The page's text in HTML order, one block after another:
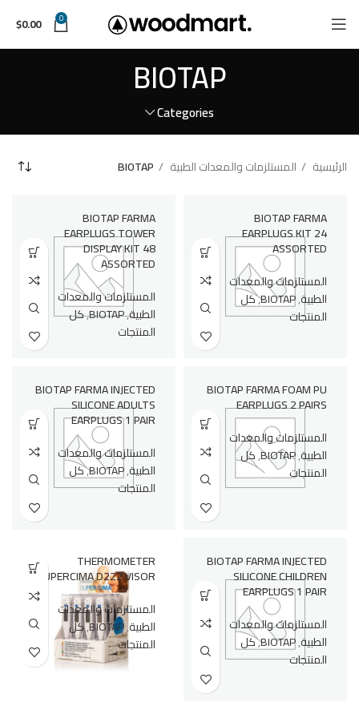
0
$0.00
BIOTAP
Categories
الرئيسية المستلزمات والمعدات الطبية BIOTAP
BIOTAP FARMA
EARPLUGS KIT 24
ASSORTED
المستلزمات والمعدات
الطبية,
BIOTAP
,كل
المنتجات
BIOTAP FARMA
EARPLUGS TOWER
DISPLAY KIT 48
ASSORTED
المستلزمات والمعدات
الطبية,
BIOTAP
,كل
المنتجات
BIOTAP FARMA FOAM PU
EARPLUGS 2 PAIRS
المستلزمات والمعدات
الطبية,
BIOTAP
,كل
المنتجات
BIOTAP FARMA INJECTED
SILICONE ADULTS
EARPLUGS 1 PAIR
المستلزمات والمعدات
الطبية,
BIOTAP
,كل
المنتجات
BIOTAP FARMA INJECTED
SILICONE CHILDREN
EARPLUGS 1 PAIR
المستلزمات والمعدات
الطبية,
BIOTAP
,كل
المنتجات
THERMOMETER
SUPERCIMA D222 VISOR
المستلزمات والمعدات
الطبية,
BIOTAP
,كل
المنتجات